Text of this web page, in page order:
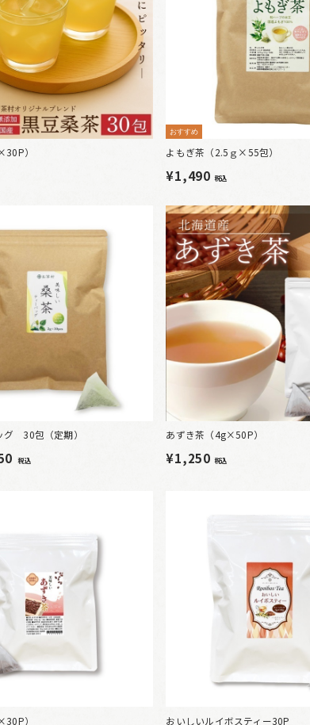
）
おすすめ
よもぎ茶（2.5ｇ×55包）
¥1,490 税込
グ 30包（定期）
税込
あずき茶（4g×50P）
¥1,250 税込
） おいしいルイボスティー30P